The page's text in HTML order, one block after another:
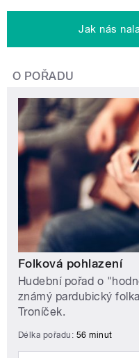
Jak nás
O POŘADU
Folková pohlazení
Hudební pořad o
známý pardubický
Troníček.
Délka pořadu: 56 minut